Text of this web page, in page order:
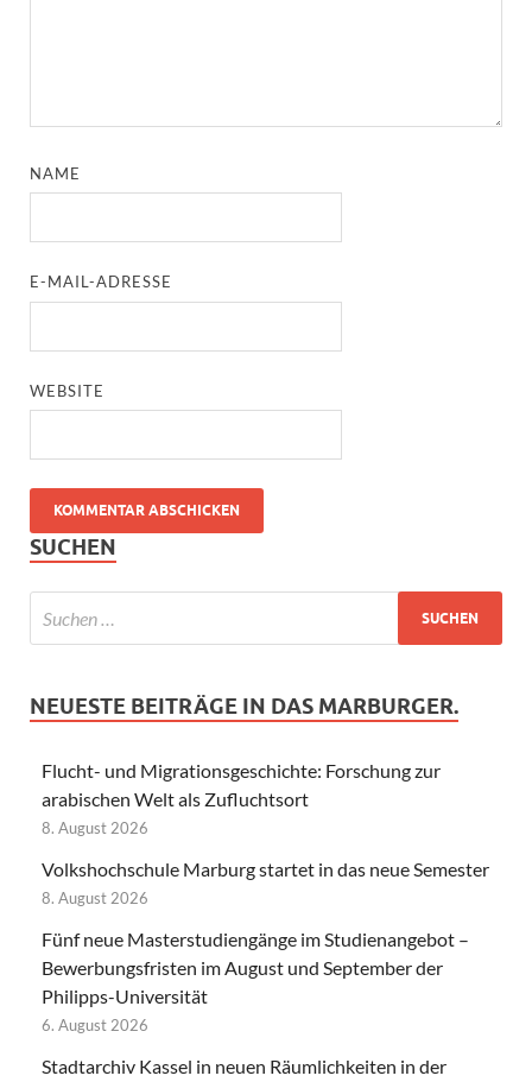
NAME
E-MAIL-ADRESSE
WEBSITE
SUCHEN
NEUESTE BEITRÄGE IN DAS MARBURGER.
Flucht- und Migrationsgeschichte: Forschung zur
arabischen Welt als Zufluchtsort
8. August 2026
Volkshochschule Marburg startet in das neue Semester
8. August 2026
Fünf neue Masterstudiengänge im Studienangebot –
Bewerbungsfristen im August und September der
Philipps-Universität
6. August 2026
Stadtarchiv Kassel in neuen Räumlichkeiten in der